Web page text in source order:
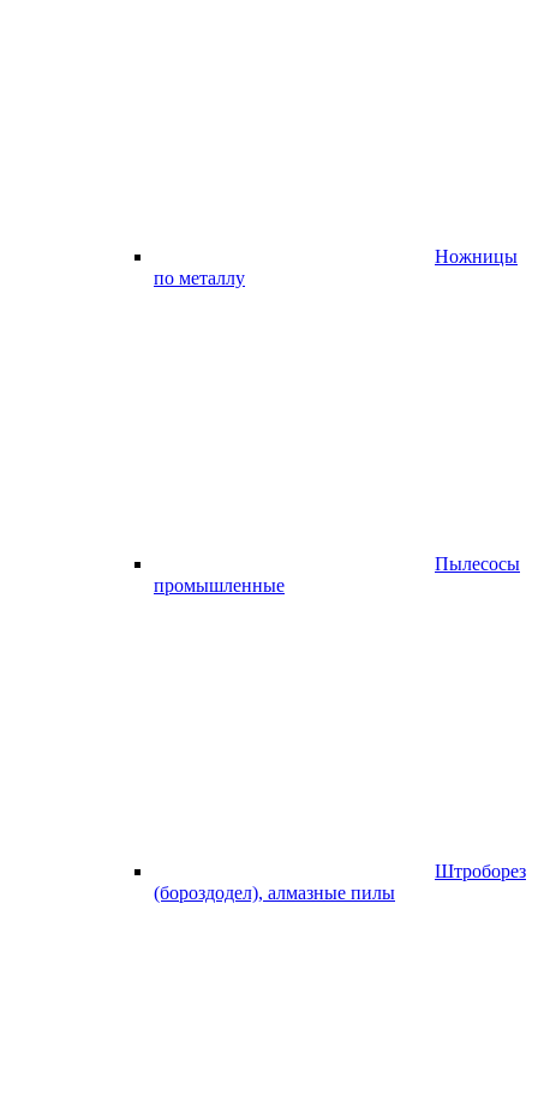
Ножницы
по металлу
Пылесосы
промышленные
Штроборез
(бороздодел), алмазные пилы